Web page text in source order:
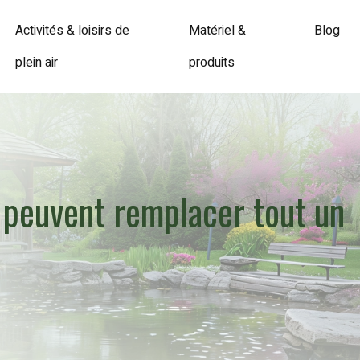
Activités & loisirs de
plein air
Matériel &
produits
Blog
remplacer tout un